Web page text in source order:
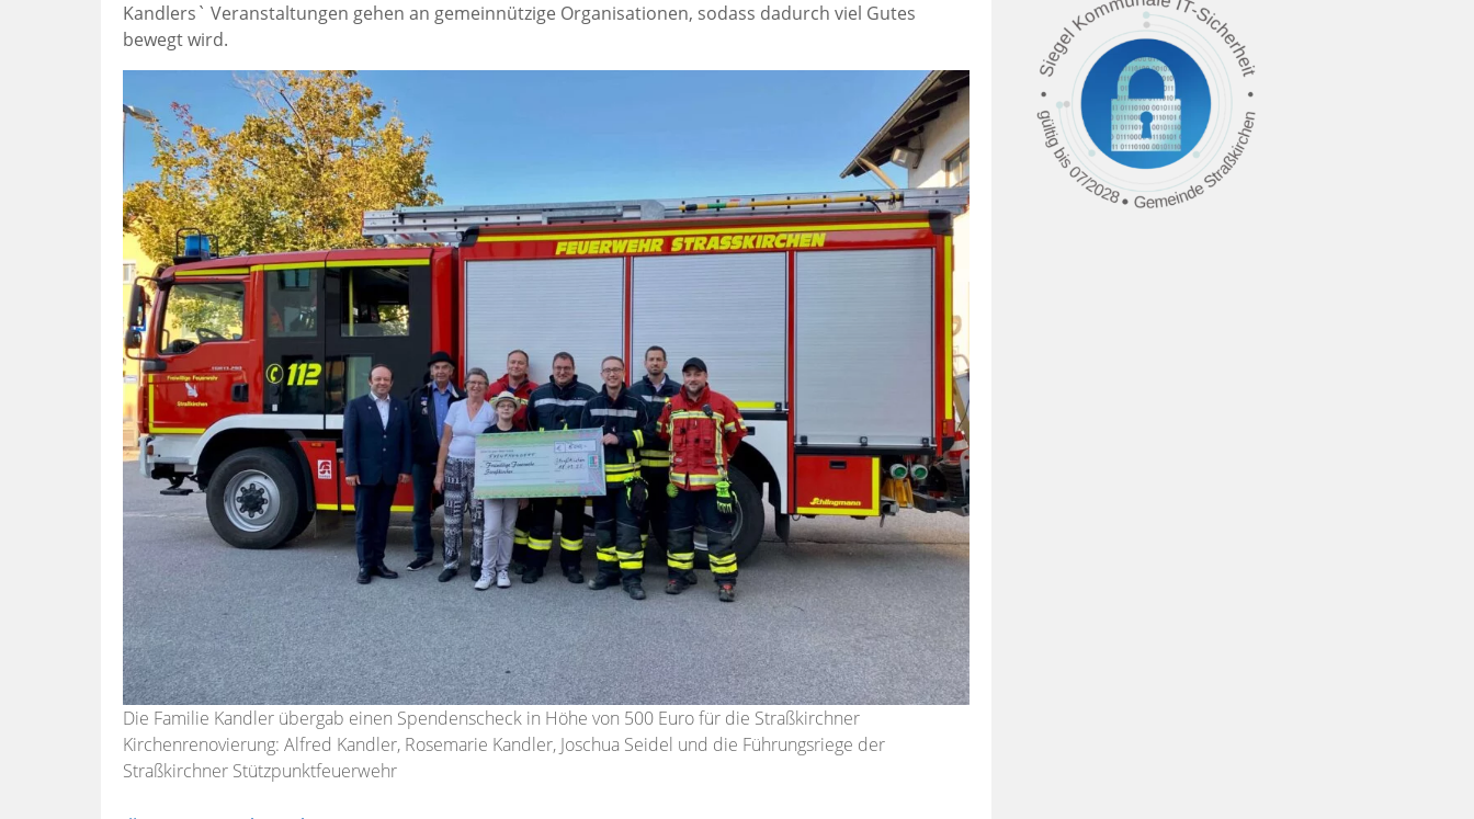
Kandlers` Veranstaltungen gehen an gemeinnützige Organisationen, sodass dadurch viel Gutes
bewegt wird.
Die Familie Kandler übergab einen Spendenscheck in Höhe von 500 Euro für die Straßkirchner
Kirchenrenovierung: Alfred Kandler, Rosemarie Kandler, Joschua Seidel und die Führungsriege der
Straßkirchner Stützpunktfeuerwehr